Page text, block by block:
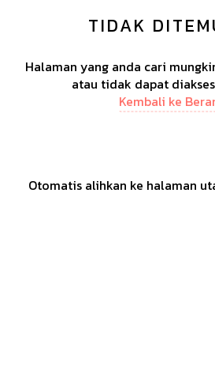
TIDAK
Halaman yang anda cari
atau tidak dapat
Kembali ke
Otomatis alihkan ke halaman